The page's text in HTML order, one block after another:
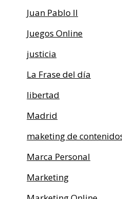
Juan Pablo II
Juegos Online
justicia
La Frase del día
libertad
Madrid
maketing de
Marca Personal
Marketing